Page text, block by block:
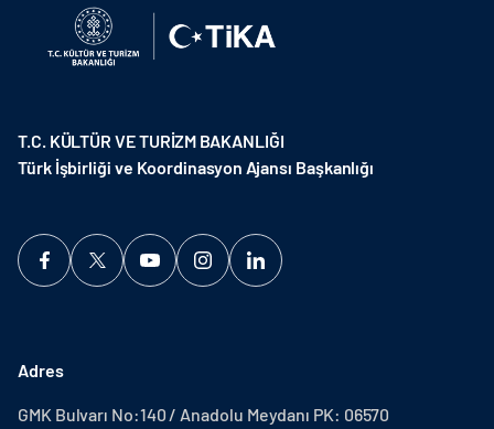
T.C. KÜLTÜR VE TURİZM BAKANLIĞI
Türk İşbirliği ve Koordinasyon Ajansı Başkanlığı
Adres
GMK Bulvarı No:140 / Anadolu Meydanı PK: 06570